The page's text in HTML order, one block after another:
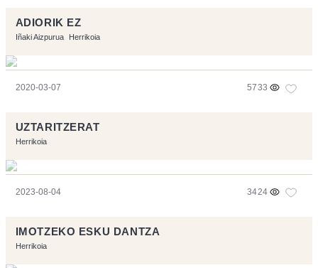
ADIORIK EZ
Iñaki Aizpurua Herrikoia
2020-03-07 5733
UZTARITZERAT
Herrikoia
2023-08-04 3424
IMOTZEKO ESKU DANTZA
Herrikoia